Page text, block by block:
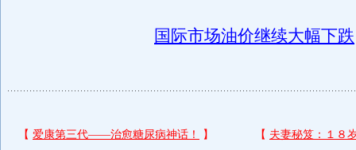
国际市场油价继续大幅下跌